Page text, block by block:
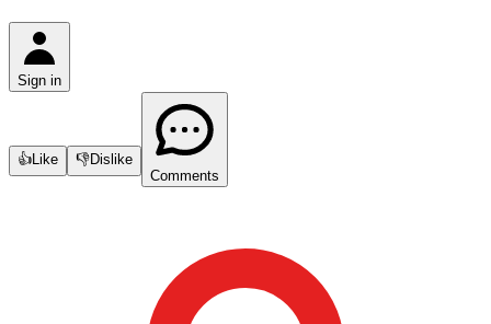
Sign in
👍Like 👎Dislike
Comments